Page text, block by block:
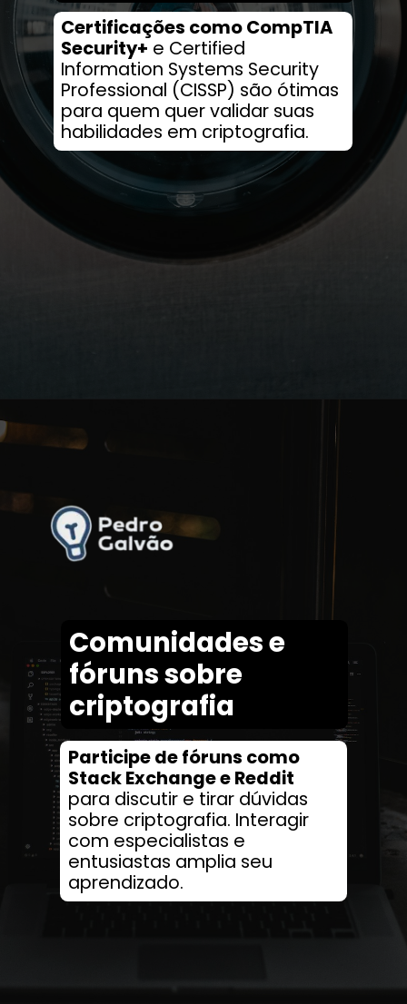
Certificações como CompTIA
Security+ e Certified
Information Systems Security
Professional (CISSP) são ótimas
para quem quer validar suas
habilidades em criptografia.
Comunidades e
fóruns sobre
criptografia
Participe de fóruns como
Stack Exchange e Reddit
para discutir e tirar dúvidas
sobre criptografia. Interagir
com especialistas e
entusiastas amplia seu
aprendizado.